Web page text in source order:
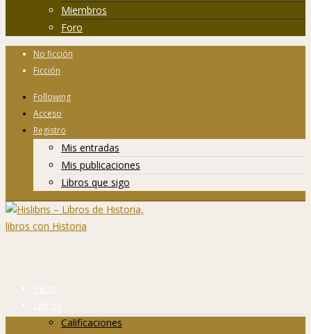
Miembros
Foro
No ficción
Ficción
Following
Acceso
Registro
Mis entradas
Mis publicaciones
Libros que sigo
Inicio
Libros
Calificaciones